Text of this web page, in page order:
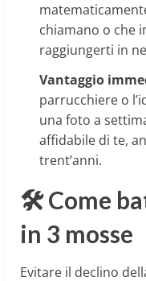
chiamano o che
raggiungerti in
Vantaggio
parrucchiere o
una foto a
affidabile di te,
trent’anni.
🛠️ Come
in 3 mosse
Evitare il declino